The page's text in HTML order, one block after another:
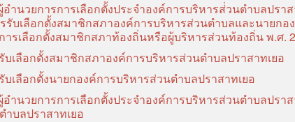
อำนวยการการเลือกตั้งประจำองค์การบริหารส่่วนตำบลปร
รับเลือกตั้งสมาชิกสภาองค์การบริหารส่วนตำบลและนายกอ
รเลือกตั้งสมาชิกสภาท้องถิ่นหรือผู้บริหารส่วนท้องถิ่น พ.ศ.
บเลือกตั้งสมาชิกสภาองค์การบริหารส่วนตำบลปราสาทเยอ
บเลือกตั้งนายกองค์การบริหารส่วนตำบลปราสาทเยอ
ำนวยการการเลือกตั้งประจำองค์การบริหารส่วนตำบลปรา
ำบลปราสาทเยอ